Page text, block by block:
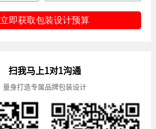
立即获取包装设计预算
扫我马上1对1沟通
量身打造专属品牌包装设计